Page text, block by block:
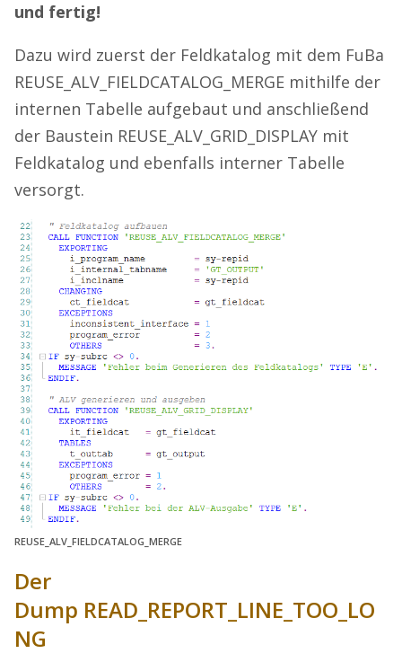
und fertig!
Dazu wird zuerst der Feldkatalog mit dem FuBa
REUSE_ALV_FIELDCATALOG_MERGE mithilfe der
internen Tabelle aufgebaut und anschließend
der Baustein REUSE_ALV_GRID_DISPLAY mit
Feldkatalog und ebenfalls interner Tabelle
versorgt.
REUSE_ALV_FIELDCATALOG_MERGE
Der
Dump READ_REPORT_LINE_TOO_LO
NG